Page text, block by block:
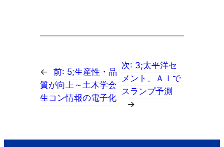
← 前: 5;生産性・品
質が向上～土木学会
生コン情報の電子化
次: 3;太平洋セ
メント、ＡＩで
スランプ予測
→